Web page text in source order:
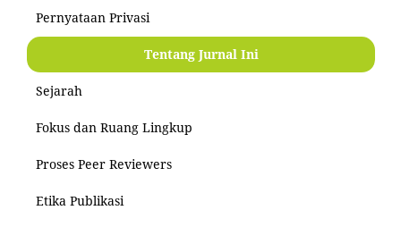
Pernyataan Privasi
Tentang Jurnal Ini
Sejarah
Fokus dan Ruang Lingkup
Proses Peer Reviewers
Etika Publikasi